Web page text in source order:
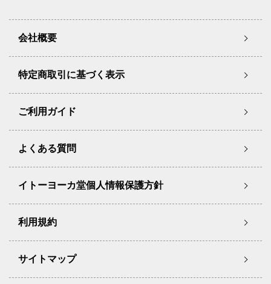
会社概要
特定商取引に基づく表示
ご利用ガイド
よくある質問
イトーヨーカ堂個人情報保護方針
利用規約
サイトマップ